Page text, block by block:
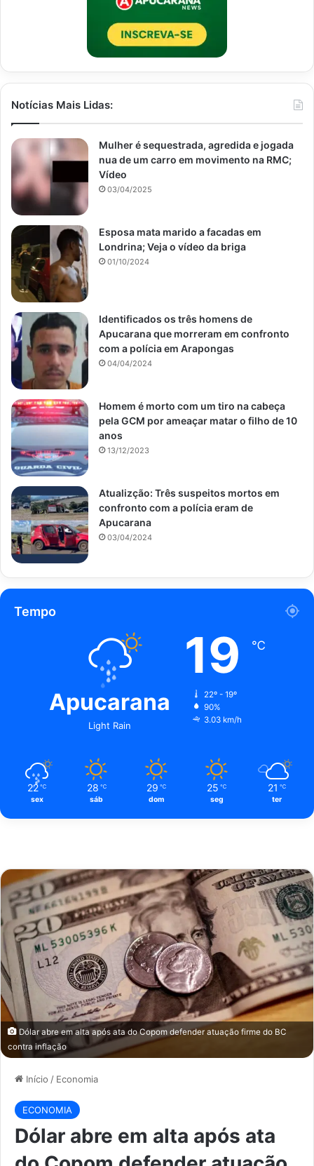
Dólar abre em alta após ata do Copom defender atuação firme do BC
contra inflação
Início / Economia
ECONOMIA
Dólar abre em alta após ata
Notícias Mais Lidas:
Mulher é sequestrada, agredida e jogada
nua de um carro em movimento na RMC;
Vídeo
03/04/2025
Esposa mata marido a facadas em
Londrina; Veja o vídeo da briga
01/10/2024
Identificados os três homens de
Apucarana que morreram em confronto
com a polícia em Arapongas
04/04/2024
Homem é morto com um tiro na cabeça
pela GCM por ameaçar matar o filho de 10
anos
13/12/2023
Atualizção: Três suspeitos mortos em
confronto com a polícia eram de
Apucarana
03/04/2024
Tempo
Apucarana
Light Rain
19 ℃
22º - 19º
90%
3.03 km/h
22 ℃
sex
28 ℃
sáb
29 ℃
dom
25 ℃
seg
21 ℃
ter